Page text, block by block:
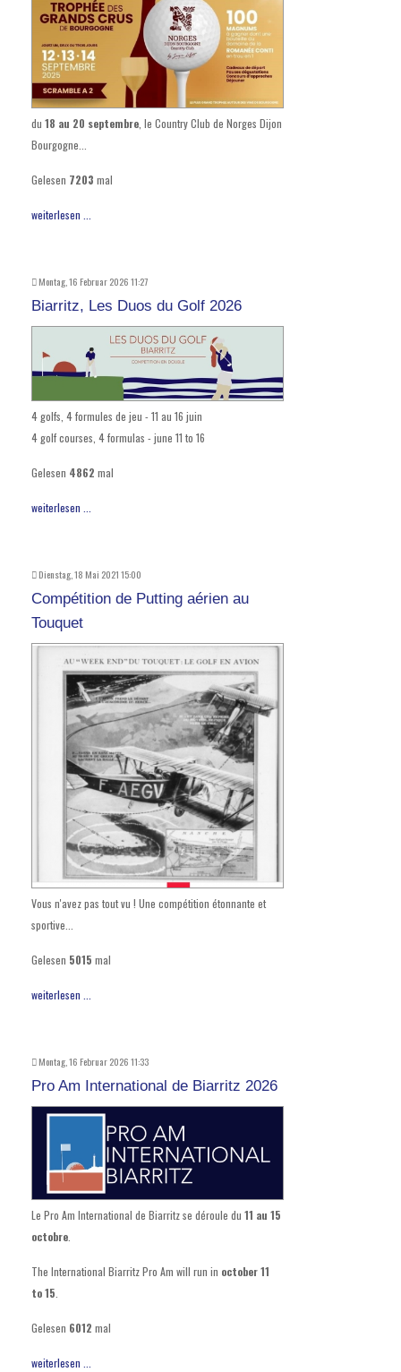
du 18 au 20 septembre , le Country Club de Norges Dijon
Bourgogne...
Gelesen 7203 mal
weiterlesen ...
Montag, 16 Februar 2026 11:27
Biarritz, Les Duos du Golf 2026
4 golfs, 4 formules de jeu - 11 au 16 juin
4 golf courses, 4 formulas - june 11 to 16
Gelesen 4862 mal
weiterlesen ...
Dienstag, 18 Mai 2021 15:00
Compétition de Putting aérien au
Touquet
Vous n'avez pas tout vu ! Une compétition étonnante et
sportive...
Gelesen 5015 mal
weiterlesen ...
Montag, 16 Februar 2026 11:33
Pro Am International de Biarritz 2026
Le Pro Am International de Biarritz se déroule du 11 au 15
octobre
The International Biarritz Pro Am will run in october 11
to 15
Gelesen 6012 mal
weiterlesen ...